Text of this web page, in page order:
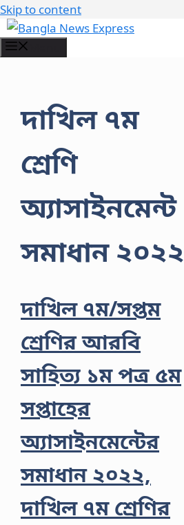
Skip to content
দাখিল ৭ম
শ্রেণি
অ্যাসাইনমেন্ট
সমাধান ২০২২
দাখিল ৭ম/সপ্তম
শ্রেণির আরবি
সাহিত্য ১ম পত্র ৫ম
সপ্তাহের
অ্যাসাইনমেন্টের
সমাধান ২০২২,
দাখিল ৭ম শ্রেণির